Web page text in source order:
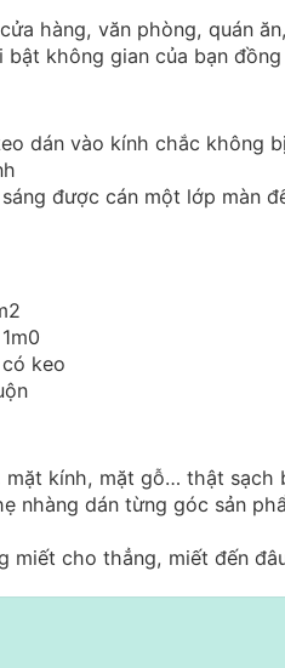
hàng, văn phòng, quán
bật không gian của bạn
dán vào kính chắc không
được cán một lớp màn
keo
mặt kính, mặt gỗ… thật
nhàng dán từng góc sản
miết cho thẳng, miết đến